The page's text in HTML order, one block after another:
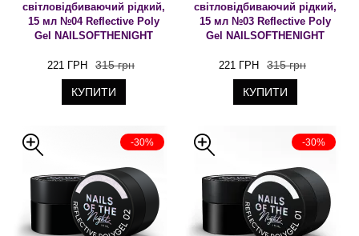
світловідбиваючий рідкий,
15 мл №04 Reflective Poly
Gel NAILSOFTHENIGHT
221 ГРН 315 грн
КУПИТИ
світловідбиваючий рідкий,
15 мл №03 Reflective Poly
Gel NAILSOFTHENIGHT
221 ГРН 315 грн
КУПИТИ
-30% -30%